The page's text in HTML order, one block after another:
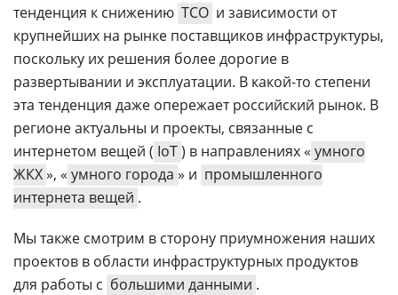
тенденция к снижению ТСО и зависимости от
крупнейших на рынке поставщиков инфраструктуры,
поскольку их решения более дорогие в
развертывании и эксплуатации. В какой-то степени
эта тенденция даже опережает российский рынок. В
регионе актуальны и проекты, связанные с
интернетом вещей ( IoT) в направлениях « умного
ЖКХ», « умного города » и промышленного
интернета вещей .
Мы также смотрим в сторону приумножения наших
проектов в области инфраструктурных продуктов
для работы с большими данными .